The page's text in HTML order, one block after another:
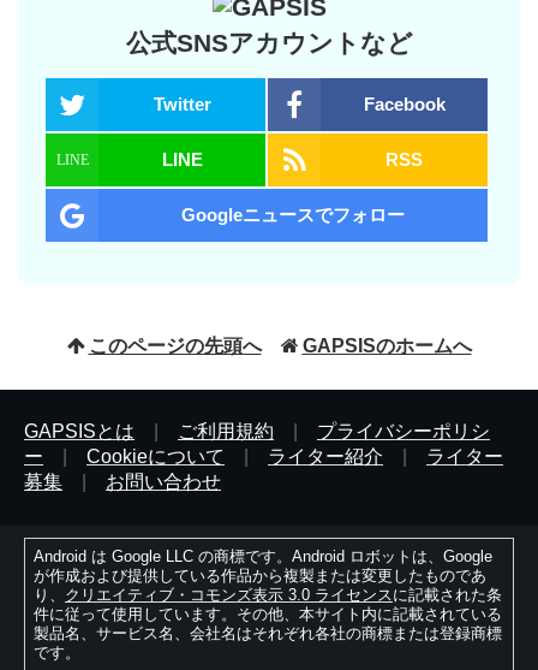
公式SNSアカウントなど
Twitter Facebook
LINE RSS
Googleニュースでフォロー
このページの先頭へ GAPSISのホームへ
GAPSISとは ご利用規約
プライバシーポリシ
ー
Cookieについて ライター紹介
ライター
募集
お問い合わせ
Android は Google LLC の商標です。Android ロボットは、Google
が作成および提供している作品から複製または変更したものであ
り、 クリエイティブ・コモンズ表示 3.0 ライセンスに記載された条
件に従って使用しています。その他、本サイト内に記載されている
製品名、サービス名、会社名はそれぞれ各社の商標または登録商標
です。